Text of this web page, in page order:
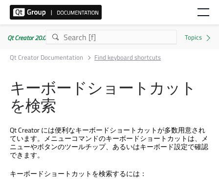
Qt Creator 20.0.1
Qt Creator Documentation
Find keyboard shortcuts
キーボードショートカット
を検索
Qt Creatorには便利なキーボードショートカットが多数用意され
ています。メニューコマンドのキーボードショートカットは、メ
ニューやボタンのツールチップ、あるいはキーボード設定で確認
できます。
キーボードショートカットを検索するには：